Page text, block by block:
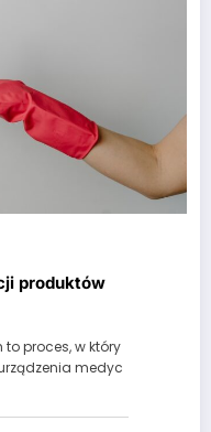
produktów
proces, w który
medyc